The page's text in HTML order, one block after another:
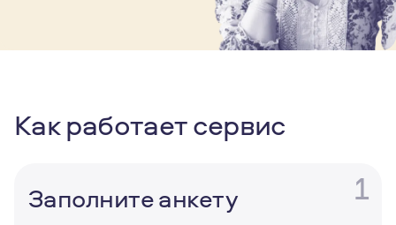
Как работает сервис
1
Заполните анкету